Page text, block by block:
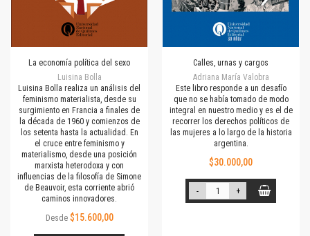
La economía política del sexo
Luisina Bolla
Luisina Bolla realiza un análisis del
feminismo materialista, desde su
surgimiento en Francia a finales de
la década de 1960 y comienzos de
los setenta hasta la actualidad. En
el cruce entre feminismo y
materialismo, desde una posición
marxista heterodoxa y con
influencias de la filosofía de Simone
de Beauvoir, esta corriente abrió
caminos innovadores.
Desde $15.600,00
Calles, urnas y cargos
Adriana María Valobra
Este libro responde a un desafío
que no se había tomado de modo
integral en nuestro medio y es el de
recorrer los derechos políticos de
las mujeres a lo largo de la historia
argentina.
$30.000,00
- +